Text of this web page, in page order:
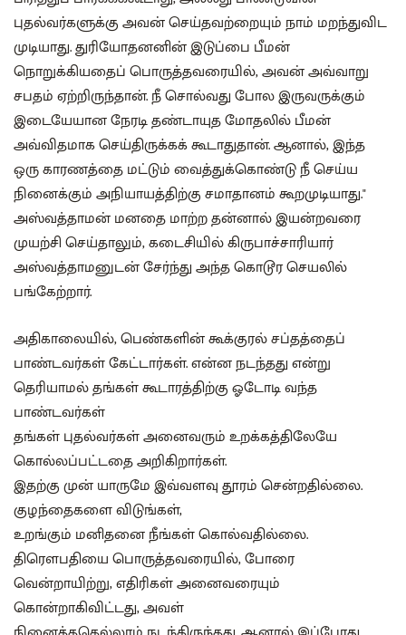
புதல்வர்களுக்கு அவன் செய்தவற்றையும் நாம் மறந்துவிட
முடியாது. துரியோதனனின் இடுப்பை பீமன்
நொறுக்கியதைப் பொருத்தவரையில், அவன் அவ்வாறு
சபதம் ஏற்றிருந்தான். நீ சொல்வது போல இருவருக்கும்
இடையேயான நேரடி தண்டாயுத மோதலில் பீமன்
அவ்விதமாக செய்திருக்கக் கூடாதுதான். ஆனால், இந்த
ஒரு காரணத்தை மட்டும் வைத்துக்கொண்டு நீ செய்ய
நினைக்கும் அநியாயத்திற்கு சமாதானம் கூறமுடியாது."
அஸ்வத்தாமன் மனதை மாற்ற தன்னால் இயன்றவரை
முயற்சி செய்தாலும், கடைசியில் கிருபாச்சாரியார்
அஸ்வத்தாமனுடன் சேர்ந்து அந்த கொடூர செயலில்
பங்கேற்றார்.
அதிகாலையில், பெண்களின் கூக்குரல் சப்தத்தைப்
பாண்டவர்கள் கேட்டார்கள். என்ன நடந்தது என்று
தெரியாமல் தங்கள் கூடாரத்திற்கு ஓடோடி வந்த
பாண்டவர்கள்
தங்கள் புதல்வர்கள் அனைவரும் உறக்கத்திலேயே
கொல்லப்பட்டதை அறிகிறார்கள்.
இதற்கு முன் யாருமே இவ்வளவு தூரம் சென்றதில்லை.
குழந்தைகளை விடுங்கள்,
உறங்கும் மனிதனை நீங்கள் கொல்வதில்லை.
திரௌபதியை பொருத்தவரையில், போரை
வென்றாயிற்று, எதிரிகள் அனைவரையும்
கொன்றாகிவிட்டது, அவள்